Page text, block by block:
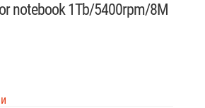
notebook 1Tb/5400rpm/8M